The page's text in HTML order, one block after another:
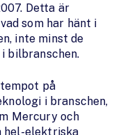
Detta är
som har hänt i
inte minst de
bilbranschen.
på
i branschen,
Mercury och
hel-elektriska